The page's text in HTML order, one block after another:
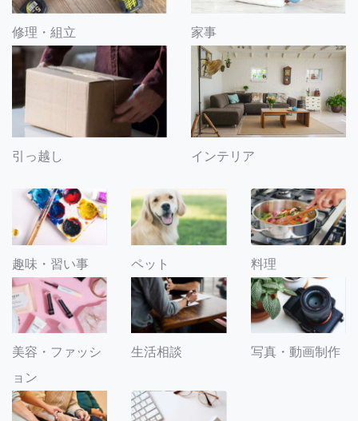
修理・組立 家事
引っ越し インテリア
趣味・習い事 ペット 料理
美容・ファッシ
ョン
生活相談 写真・動画制作